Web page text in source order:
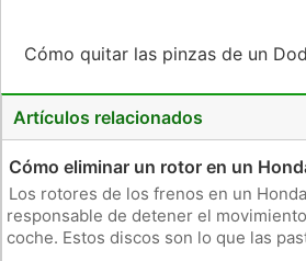
Cómo quitar las pinzas de un
Artículos relacionados
Cómo eliminar un rotor en un
Los rotores de los frenos en un
responsable de detener el
coche. Estos discos son lo que las